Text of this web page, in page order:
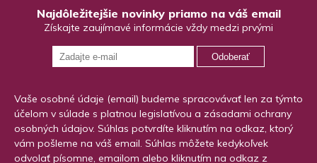
Najdôležitejšie novinky priamo na váš email
Získajte zaujímavé informácie vždy medzi prvými
Odoberať
Vaše osobné údaje (email) budeme spracovávať len za týmto
účelom v súlade s platnou legislatívou a zásadami ochrany
osobných údajov. Súhlas potvrdíte kliknutím na odkaz, ktorý
vám pošleme na váš email. Súhlas môžete kedykoľvek
odvolať písomne, emailom alebo kliknutím na odkaz z